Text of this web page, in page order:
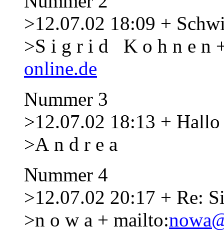
>12.07.02 18:09 +
>S i g r i d K o h n e n
online.de
Nummer 3
>12.07.02 18:13 + Hallo
>A n d r e a
Nummer 4
>12.07.02 20:17 + Re:
>n o w a + mailto: